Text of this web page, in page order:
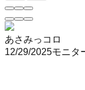
あさみっコロ
12/29/2025モニタ